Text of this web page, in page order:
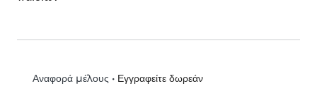
Αναφορά μέλους • Εγγραφείτε δωρεάν